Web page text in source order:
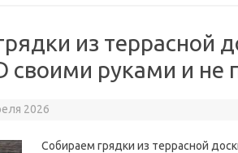
из террасной
своими руками и не
2026
Собираем грядки из террасной